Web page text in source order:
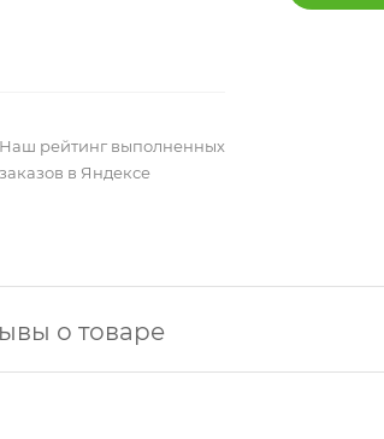
Наш рейтинг выполненных
заказов в Яндексе
о товаре